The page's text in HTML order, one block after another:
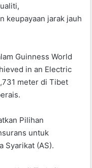
keupayaan jarak jauh
Guinness World
in an Electric
meter di Tibet
Pilihan
untuk
Syarikat (AS).